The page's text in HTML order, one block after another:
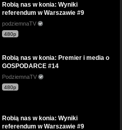
Robią nas w konia: Wyniki
referendum w Warszawie #9
podziemnaTV
480p
Robią nas w konia: Premier i media o
GOSPODARCE #14
PodziemnaTV
480p
Robią nas w konia: Wyniki
referendum w Warszawie #9